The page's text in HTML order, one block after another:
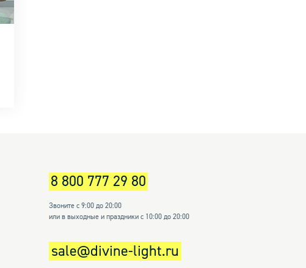
8 800 777 29 80
Звоните с 9:00 до 20:00
или в выходные и праздники с 10:00 до 20:00
sale@divine-light.ru